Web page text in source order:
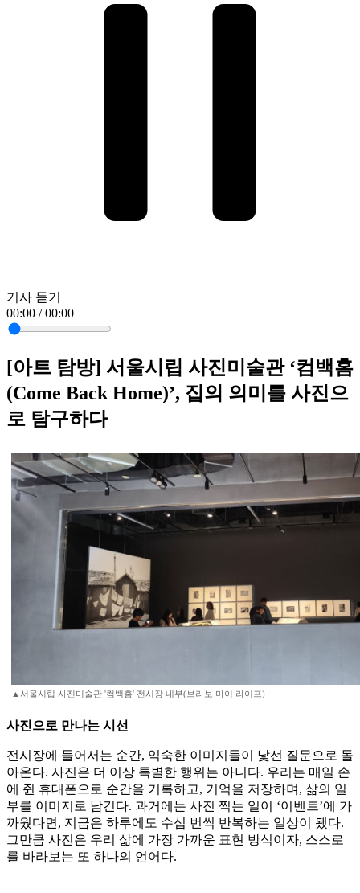
기사 듣기
00:00 / 00:00
[아트 탐방] 서울시립 사진미술관 ‘컴백홈
(Come Back Home)’, 집의 의미를 사진으
로 탐구하다
▲서울시립 사진미술관 '컴백홈' 전시장 내부(브라보 마이 라이프)
사진으로 만나는 시선
전시장에 들어서는 순간, 익숙한 이미지들이 낯선 질문으로 돌
아온다. 사진은 더 이상 특별한 행위는 아니다. 우리는 매일 손
에 쥔 휴대폰으로 순간을 기록하고, 기억을 저장하며, 삶의 일
부를 이미지로 남긴다. 과거에는 사진 찍는 일이 ‘이벤트’에 가
까웠다면, 지금은 하루에도 수십 번씩 반복하는 일상이 됐다.
그만큼 사진은 우리 삶에 가장 가까운 표현 방식이자, 스스로
를 바라보는 또 하나의 언어다.